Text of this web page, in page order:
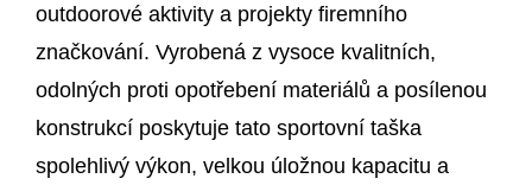
outdoorové aktivity a projekty firemního
značkování. Vyrobená z vysoce kvalitních,
odolných proti opotřebení materiálů a posílenou
konstrukcí poskytuje tato sportovní taška
spolehlivý výkon, velkou úložnou kapacitu a